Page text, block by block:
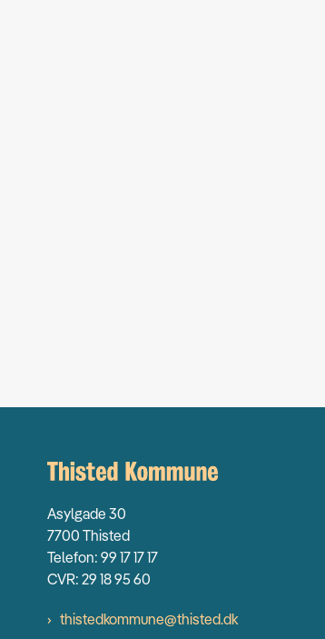
Asylgade 30
7700 Thisted
Telefon: 99 17 17 17
CVR: 29 18 95 60
thistedkommune@thisted.dk